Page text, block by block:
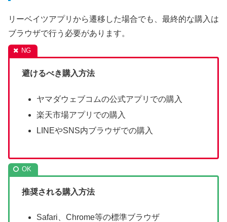
リーベイツアプリから遷移した場合でも、最終的な購入は
ブラウザで行う必要があります。
避けるべき購入方法
ヤマダウェブコムの公式アプリでの購入
楽天市場アプリでの購入
LINEやSNS内ブラウザでの購入
推奨される購入方法
Safari、Chrome等の標準ブラウザ